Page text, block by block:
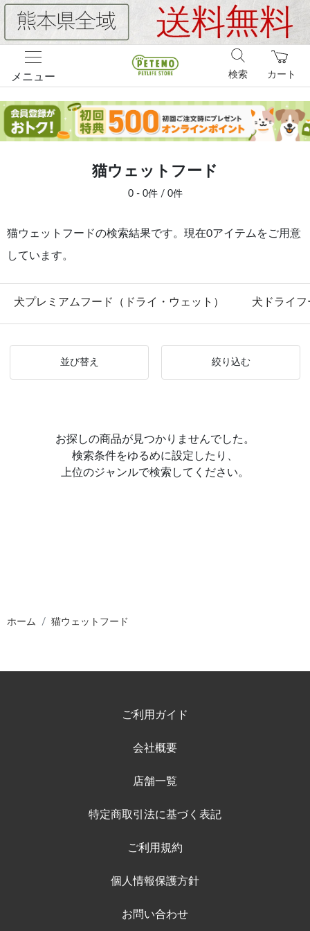
メニュー カート
検索
猫ウェットフード
0 - 0件 / 0件
猫ウェットフードの検索結果です。現在0アイテムをご用意
しています。
犬プレミアムフード（ドライ・ウェット） 犬ドライフ
並び替え 絞り込む
お探しの商品が見つかりませんでした。
検索条件をゆるめに設定したり、
上位のジャンルで検索してください。
ホーム 猫ウェットフード
ご利用ガイド
会社概要
店舗一覧
特定商取引法に基づく表記
ご利用規約
個人情報保護方針
お問い合わせ